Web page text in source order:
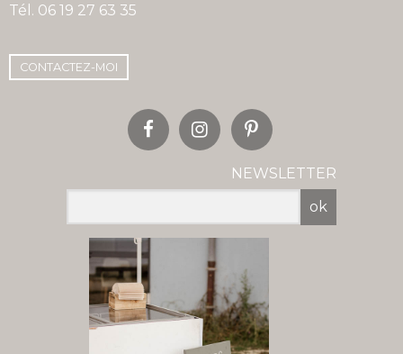
Tél. 06 19 27 63 35
CONTACTEZ-MOI
NEWSLETTER
ok